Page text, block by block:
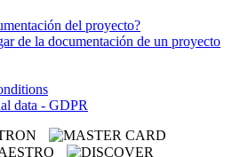
del proyecto?
de la documentación de un proyecto
data - GDPR